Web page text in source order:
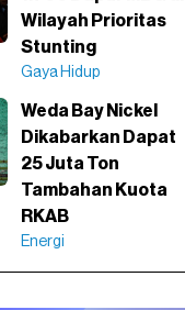
Wilayah Prioritas
Stunting
Gaya Hidup
Weda Bay Nickel
Dikabarkan Dapat
25 Juta Ton
Tambahan Kuota
RKAB
Energi